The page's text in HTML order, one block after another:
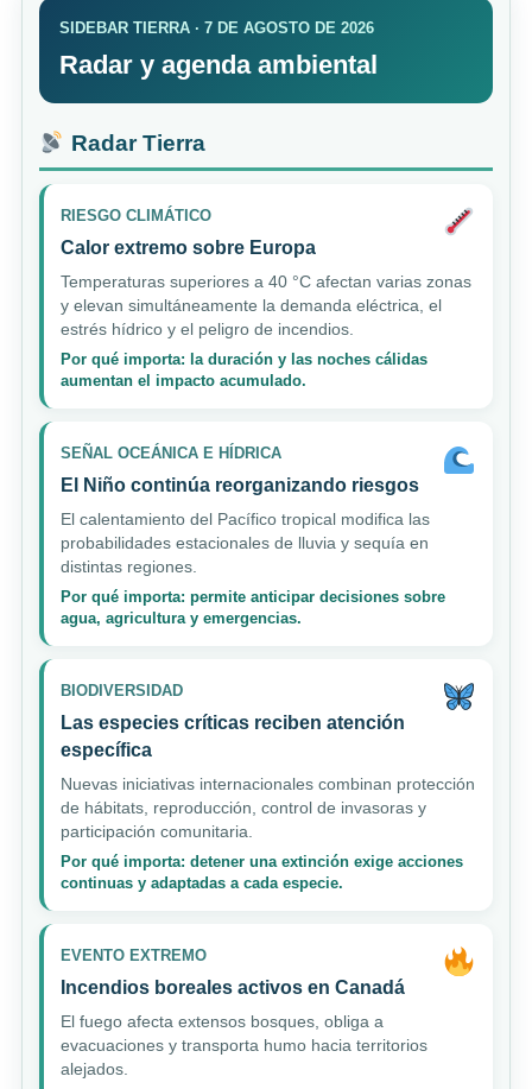
SIDEBAR TIERRA · 7 DE AGOSTO DE 2026
Radar y agenda ambiental
Radar Tierra
RIESGO CLIMÁTICO
Calor extremo sobre Europa
Temperaturas superiores a 40 °C afectan varias zonas
y elevan simultáneamente la demanda eléctrica, el
estrés hídrico y el peligro de incendios.
Por qué importa: la duración y las noches cálidas
aumentan el impacto acumulado.
SEÑAL OCEÁNICA E HÍDRICA
El Niño continúa reorganizando riesgos
El calentamiento del Pacífico tropical modifica las
probabilidades estacionales de lluvia y sequía en
distintas regiones.
Por qué importa: permite anticipar decisiones sobre
agua, agricultura y emergencias.
BIODIVERSIDAD
Las especies críticas reciben atención
específica
Nuevas iniciativas internacionales combinan protección
de hábitats, reproducción, control de invasoras y
participación comunitaria.
Por qué importa: detener una extinción exige acciones
continuas y adaptadas a cada especie.
EVENTO EXTREMO
Incendios boreales activos en Canadá
El fuego afecta extensos bosques, obliga a
evacuaciones y transporta humo hacia territorios
alejados.